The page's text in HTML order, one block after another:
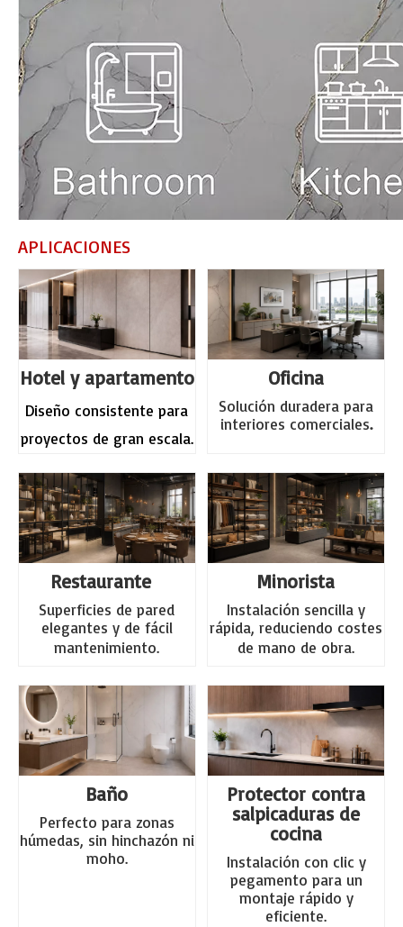
APLICACIONES
Hotel y apartamento
Diseño consistente para
proyectos de gran escala.
Oficina
Solución duradera para
interiores comerciales.
Restaurante
Superficies de pared
elegantes y de fácil
mantenimiento.
Minorista
Instalación sencilla y
rápida, reduciendo costes
de mano de obra.
Baño
Perfecto para zonas
húmedas, sin hinchazón ni
moho.
Protector contra
salpicaduras de
cocina
Instalación con clic y
pegamento para un
montaje rápido y
eficiente.